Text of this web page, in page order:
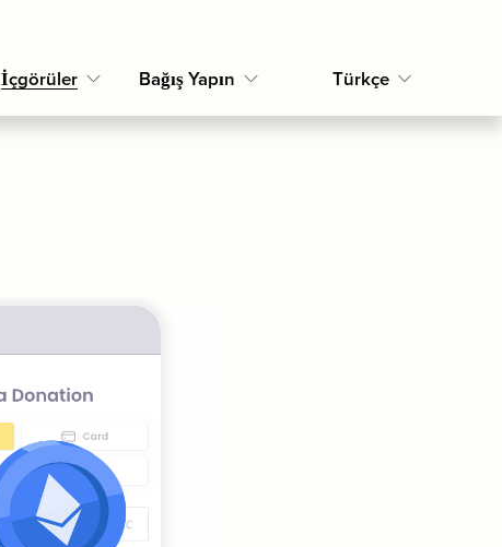
İçgörüler Bağış Yapın Türkçe